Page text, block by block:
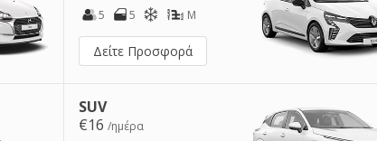
5
5 M
Δείτε Προσφορά
SUV
€16/ημέρα